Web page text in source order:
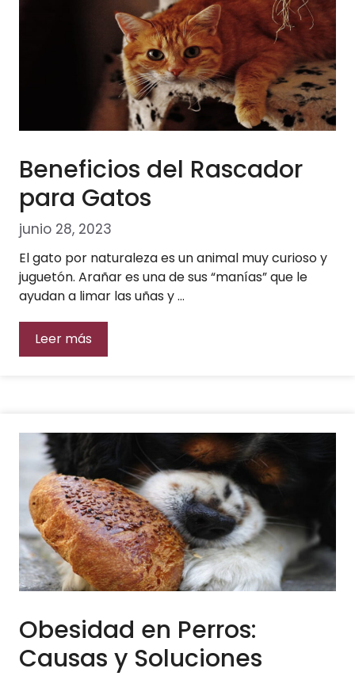
Beneficios del Rascador
para Gatos
junio 28, 2023
El gato por naturaleza es un animal muy curioso y
juguetón. Arañar es una de sus “manías” que le
ayudan a limar las uñas y …
Leer más
Obesidad en Perros:
Causas y Soluciones